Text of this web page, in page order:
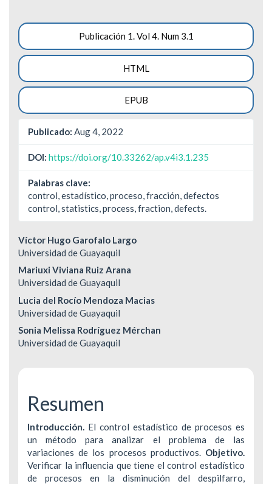
Barra
lateral
del
artículo
Publicación 1. Vol 4. Num 3.1
HTML
EPUB
Publicado: Aug 4, 2022
DOI: https://doi.org/10.33262/ap.v4i3.1.235
Palabras clave:
control, estadístico, proceso, fracción, defectos
control, statistics, process, fraction, defects.
Contenido
principal
del
artículo
Víctor Hugo Garofalo Largo
Universidad de Guayaquil
Mariuxi Viviana Ruiz Arana
Universidad de Guayaquil
Lucia del Rocío Mendoza Macias
Universidad de Guayaquil
Sonia Melissa Rodríguez Mérchan
Universidad de Guayaquil
Resumen
Introducción. El control estadístico de procesos es
un método para analizar el problema de las
variaciones de los procesos productivos. Objetivo.
Verificar la influencia que tiene el control estadístico
de procesos en la disminución del despilfarro,